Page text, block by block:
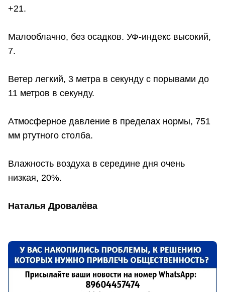
+21.
Малооблачно, без осадков. УФ-индекс высокий,
7.
Ветер легкий, 3 метра в секунду с порывами до
11 метров в секунду.
Атмосферное давление в пределах нормы, 751
мм ртутного столба.
Влажность воздуха в середине дня очень
низкая, 20%.
Наталья Дровалёва